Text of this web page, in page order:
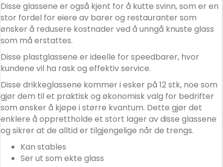
j
o
i
n
t
h
e
w
a
i
t
l
Disse glassene er også kjent for å kutte svinn, som er en
stor fordel for eiere av barer og restauranter som
ønsker å redusere kostnader ved å unngå knuste glass
som må erstattes.
Disse plastglassene er ideelle for speedbarer, hvor
kundene vil ha rask og effektiv service.
Disse drikkeglassene kommer i esker på 12 stk, noe som
gjør dem til et praktisk og økonomisk valg for bedrifter
som ønsker å kjøpe i større kvantum. Dette gjør det
enklere å opprettholde et stort lager av disse glassene
og sikrer at de alltid er tilgjengelige når de trengs.
Kan stables
Ser ut som ekte glass